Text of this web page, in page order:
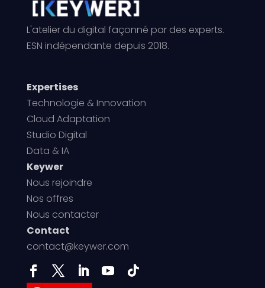
L'atelier du digital façonné par des experts.
ESN indépendante depuis 2018.
Expertises
Technologie & Innovation
Cloud Adaptation
Studio Digital
Data & IA
Keywer
Nous rejoindre
Nos offres
Nous contacter
Contact
contact@keywer.com